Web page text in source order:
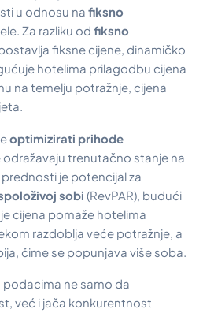
u odnosu na fiksno
Za razliku od fiksno
fiksne cijene, dinamičko
hotelima prilagodbu cijena
na temelju potražnje, cijena
optimizirati prihode
trenutačno stanje na
je potencijal za
sobi (RevPAR), budući
cijena pomaže hotelima
razdoblja veće potražnje, a
čime se popunjava više soba.
ne samo da
već i jača konkurentnost